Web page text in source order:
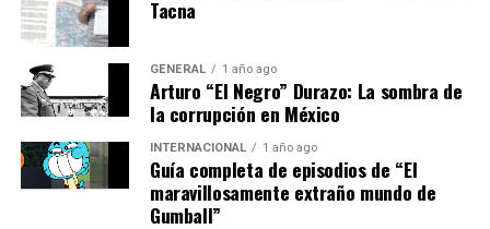
asegurando que los beneficios económicos no
comprometan el bienestar de las comunidades
locales y el medio ambiente.”
En conclusión, el verano de 2023 ha sido un periodo de
recuperación del sector. Con un enfoque en la
sostenibilidad y la innovación, el país está bien
posicionado para seguir atrayendo a millones de
Tacna
GENERAL 1 año ago
Arturo “El Negro” Durazo: La sombra de
la corrupción en México
INTERNACIONAL 1 año ago
Guía completa de episodios de “El
maravillosamente extraño mundo de
Gumball”